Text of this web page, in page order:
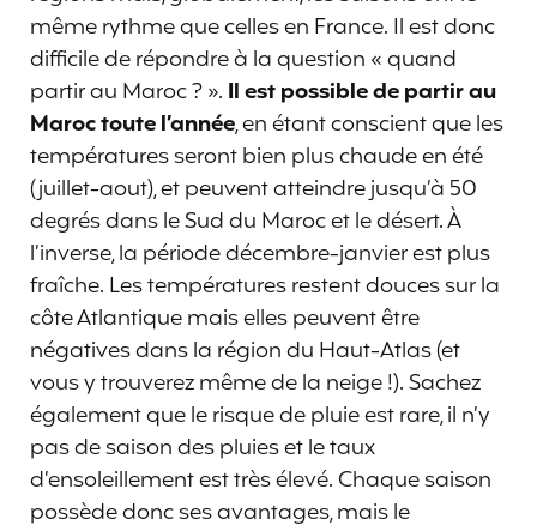
même rythme que celles en France. Il est donc
difficile de répondre à la question « quand
partir au Maroc ? ». Il est possible de partir au
Maroc toute l’année, en étant conscient que les
températures seront bien plus chaude en été
(juillet-aout), et peuvent atteindre jusqu’à 50
degrés dans le Sud du Maroc et le désert. À
l’inverse, la période décembre-janvier est plus
fraîche. Les températures restent douces sur la
côte Atlantique mais elles peuvent être
négatives dans la région du Haut-Atlas (et
vous y trouverez même de la neige !). Sachez
également que le risque de pluie est rare, il n’y
pas de saison des pluies et le taux
d’ensoleillement est très élevé. Chaque saison
possède donc ses avantages, mais le